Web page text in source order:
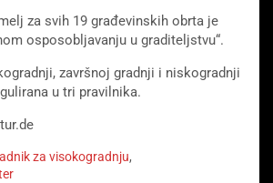
za svih 19 građevinskih obrta je
osposobljavanju u graditeljstvu“.
završnoj gradnji i niskogradnji
u tri pravilnika.
za visokogradnju,